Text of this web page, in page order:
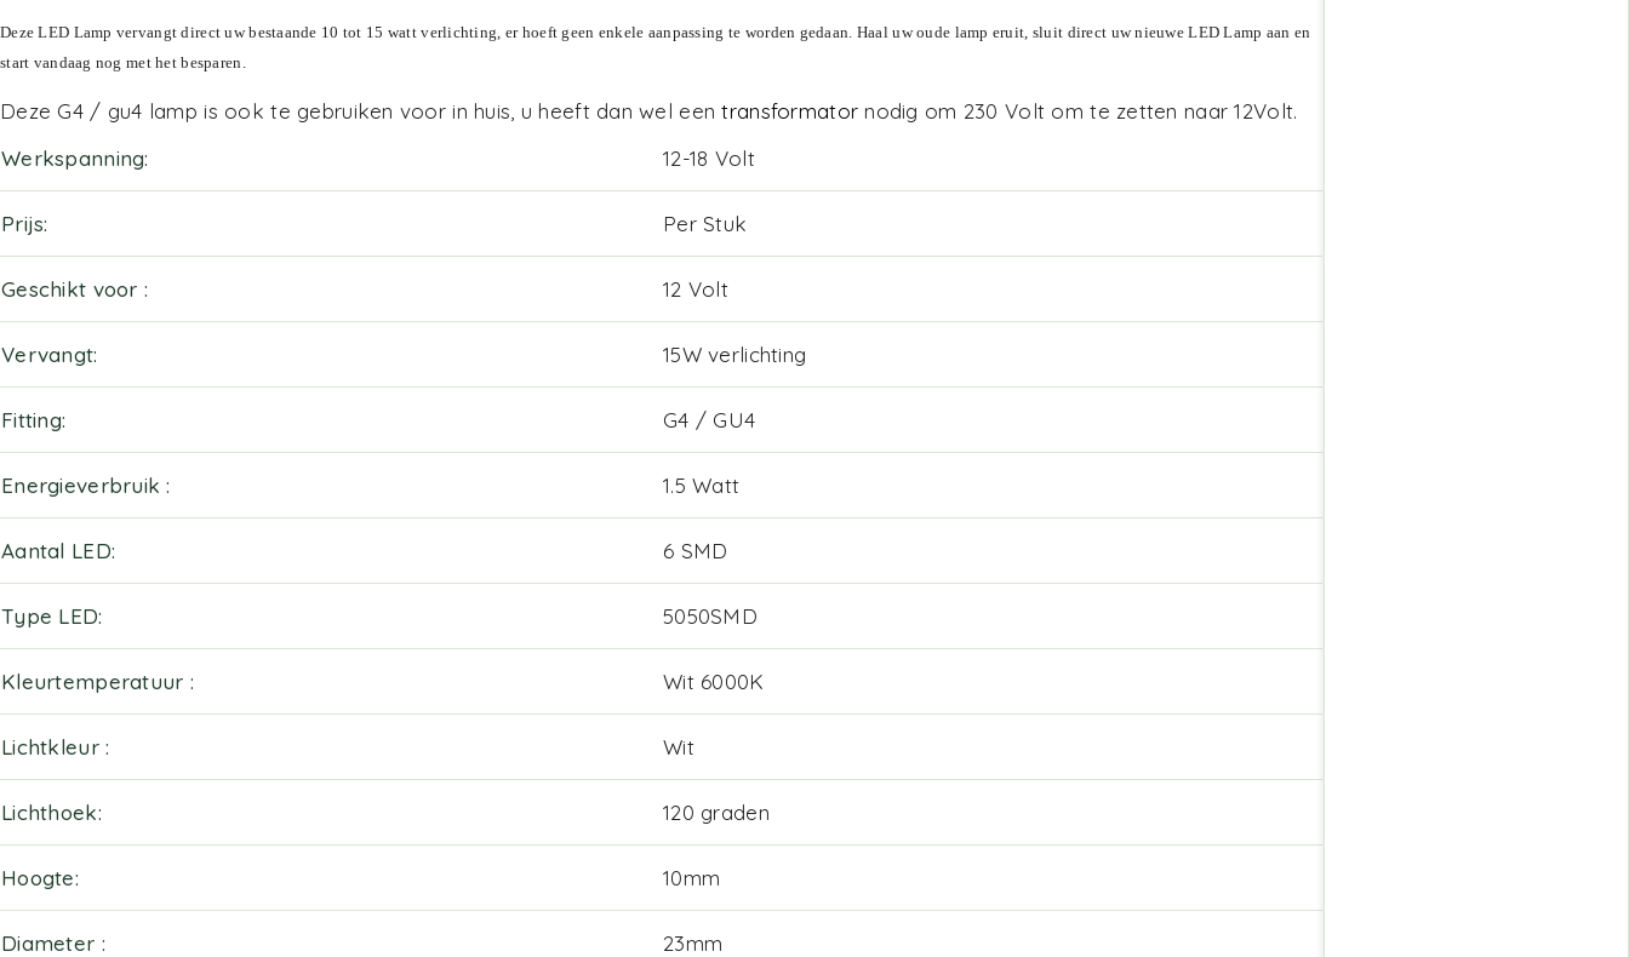
Deze LED Lamp vervangt direct uw bestaande 10 tot 15 watt verlichting, er hoeft geen enkele aanpassing te worden gedaan. Haal uw oude lamp eruit, sluit direct uw nieuwe LED Lamp aan en
start vandaag nog met het besparen.
Deze G4 / gu4 lamp is ook te gebruiken voor in huis, u heeft dan wel een transformator nodig om 230 Volt om te zetten naar 12Volt.
Werkspanning
12-18 Volt
Prijs Per Stuk
Geschikt voor 12 Volt
Vervangt 15W verlichting
Fitting G4 / GU4
Energieverbruik 1.5 Watt
Aantal LED 6 SMD
Type LED 5050SMD
Kleurtemperatuur Wit 6000K
Lichtkleur Wit
Lichthoek 120 graden
Hoogte 10mm
Diameter 23mm